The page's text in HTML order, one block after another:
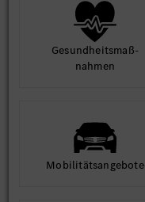
Gesund­heits­maß­
nahmen
Mobilitäts­angebote